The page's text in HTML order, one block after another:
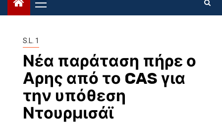
Primary
Menu
S.L. 1
Νέα παράταση πήρε ο
Αρης από το CAS για
την υπόθεση
Ντουρμισάϊ